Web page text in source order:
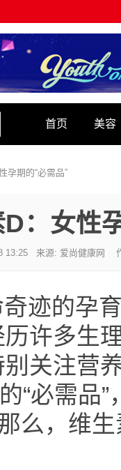
首页 美容
孕期的“必需品”
：女性
13:25 来源: 爱尚健康网
迹的孕
许多生
关注营
“必需品
么，维